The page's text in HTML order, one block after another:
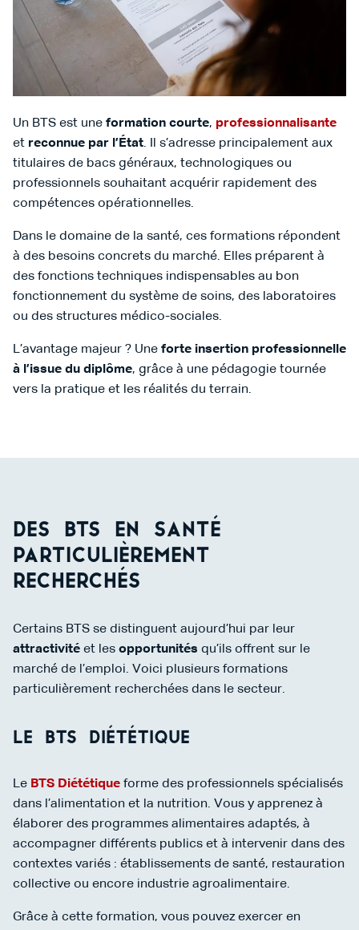
Un BTS est une formation courte, professionnalisante
et reconnue par l’État. Il s’adresse principalement aux
titulaires de bacs généraux, technologiques ou
professionnels souhaitant acquérir rapidement des
compétences opérationnelles.
Dans le domaine de la santé, ces formations répondent
à des besoins concrets du marché. Elles préparent à
des fonctions techniques indispensables au bon
fonctionnement du système de soins, des laboratoires
ou des structures médico-sociales.
L’avantage majeur ? Une forte insertion professionnelle
à l’issue du diplôme, grâce à une pédagogie tournée
vers la pratique et les réalités du terrain.
Des BTS en santé
particulièrement
recherchés
Certains BTS se distinguent aujourd’hui par leur
attractivité et les opportunités qu’ils offrent sur le
marché de l’emploi. Voici plusieurs formations
particulièrement recherchées dans le secteur.
Le BTS Diététique
Le BTS Diététique forme des professionnels spécialisés
dans l’alimentation et la nutrition. Vous y apprenez à
élaborer des programmes alimentaires adaptés, à
accompagner différents publics et à intervenir dans des
contextes variés : établissements de santé, restauration
collective ou encore industrie agroalimentaire.
Grâce à cette formation, vous pouvez exercer en